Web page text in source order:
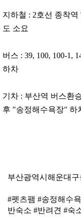
지하철 : 2호선 종착
도 소요
버스 : 39, 100, 100-1,
하차
기차 : 부산역 버스환
후 "송정해수욕장" 하
부산광역시해운대구
#펫츠팸 #송정해수
반숙소 #반려견 #숙